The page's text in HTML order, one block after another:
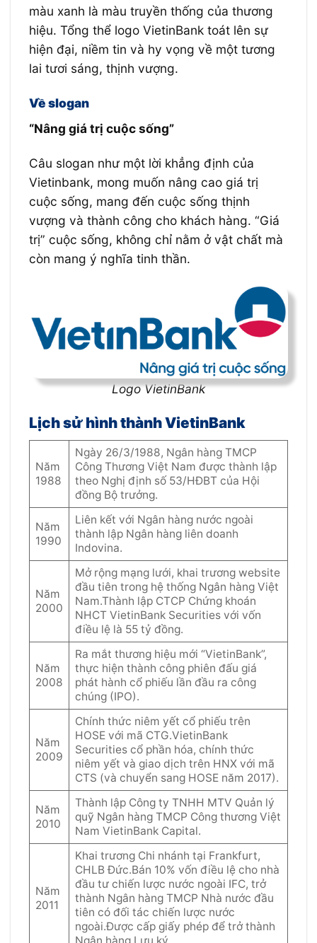
màu xanh là màu truyền thống của thương
hiệu. Tổng thể logo VietinBank toát lên sự
hiện đại, niềm tin và hy vọng về một tương
lai tươi sáng, thịnh vượng.
Về slogan
“Nâng giá trị cuộc sống”
Câu slogan như một lời khẳng định của
Vietinbank, mong muốn nâng cao giá trị
cuộc sống, mang đến cuộc sống thịnh
vượng và thành công cho khách hàng. “Giá
trị” cuộc sống, không chỉ nằm ở vật chất mà
còn mang ý nghĩa tinh thần.
Logo VietinBank
Lịch sử hình thành VietinBank
Năm
1988
Ngày 26/3/1988, Ngân hàng TMCP
Công Thương Việt Nam được thành lập
theo Nghị định số 53/HĐBT của Hội
đồng Bộ trưởng.
Năm
1990
Liên kết với Ngân hàng nước ngoài
thành lập Ngân hàng liên doanh
Indovina.
Năm
2000
Mở rộng mạng lưới, khai trương website
đầu tiên trong hệ thống Ngân hàng Việt
Nam.Thành lập CTCP Chứng khoán
NHCT VietinBank Securities với vốn
điều lệ là 55 tỷ đồng.
Năm
2008
Ra mắt thương hiệu mới “VietinBank”,
thực hiện thành công phiên đấu giá
phát hành cổ phiếu lần đầu ra công
chúng (IPO).
Năm
2009
Chính thức niêm yết cổ phiếu trên
HOSE với mã CTG.VietinBank
Securities cổ phần hóa, chính thức
niêm yết và giao dịch trên HNX với mã
CTS (và chuyển sang HOSE năm 2017).
Năm
2010
Thành lập Công ty TNHH MTV Quản lý
quỹ Ngân hàng TMCP Công thương Việt
Nam VietinBank Capital.
Năm
2011
Khai trương Chi nhánh tại Frankfurt,
CHLB Đức.Bán 10% vốn điều lệ cho nhà
đầu tư chiến lược nước ngoài IFC, trở
thành Ngân hàng TMCP Nhà nước đầu
tiên có đối tác chiến lược nước
ngoài.Được cấp giấy phép để trở thành
Ngân hàng Lưu ký